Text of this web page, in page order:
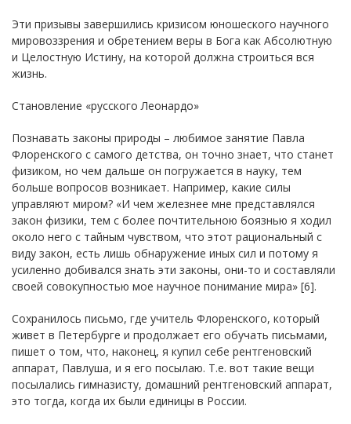
Эти призывы завершились кризисом юношеского научного
мировоззрения и обретением веры в Бога как Абсолютную
и Целостную Истину, на которой должна строиться вся
жизнь.
Становление «русского Леонардо»
Познавать законы природы – любимое занятие Павла
Флоренского с самого детства, он точно знает, что станет
физиком, но чем дальше он погружается в науку, тем
больше вопросов возникает. Например, какие силы
управляют миром? «И чем железнее мне представлялся
закон физики, тем с более почтительною боязнью я ходил
около него с тайным чувством, что этот рациональный с
виду закон, есть лишь обнаружение иных сил и потому я
усиленно добивался знать эти законы, они-то и составляли
своей совокупностью мое научное понимание мира» [6].
Cохранилось письмо, где учитель Флоренского, который
живет в Петербурге и продолжает его обучать письмами,
пишет о том, что, наконец, я купил себе рентгеновский
аппарат, Павлуша, и я его посылаю. Т.е. вот такие вещи
посылались гимназисту, домашний рентгеновский аппарат,
это тогда, когда их были единицы в России.